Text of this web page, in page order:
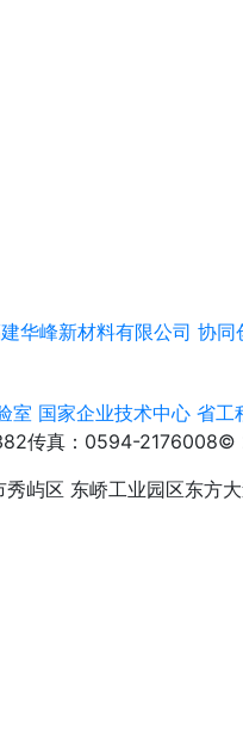
华峰新材料有限公司 协同
室 国家企业技术中心 省工
传真：0594-2176008©
屿区 东峤工业园区东方